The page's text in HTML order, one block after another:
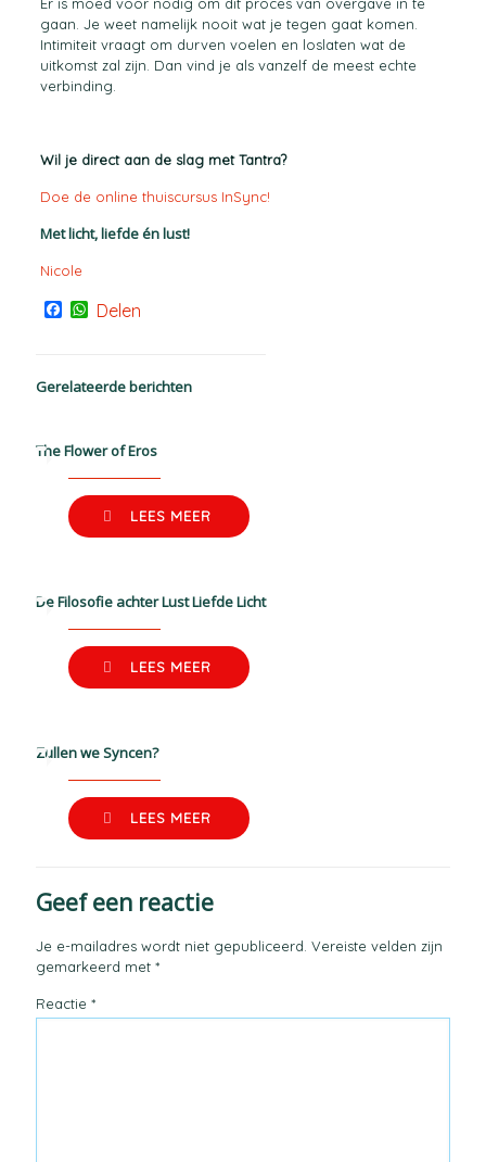
gaan. Je weet namelijk nooit wat je tegen gaat komen.
Intimiteit vraagt om durven voelen en loslaten wat de
uitkomst zal zijn. Dan vind je als vanzelf de meest echte
verbinding.
Wil je direct aan de slag met Tantra?
Doe de online thuiscursus InSync!
Met licht, liefde én lust!
Nicole
Facebook
WhatsApp
Delen
Gerelateerde berichten
The Flower of Eros
LEES MEER
De Filosofie achter Lust Liefde Licht
LEES MEER
Zullen we Syncen?
LEES MEER
Geef een reactie
Je e-mailadres wordt niet gepubliceerd. Vereiste velden zijn
gemarkeerd met *
Reactie *